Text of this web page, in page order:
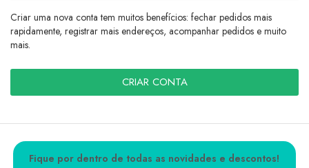
Criar uma nova conta tem muitos benefícios: fechar pedidos mais
rapidamente, registrar mais endereços, acompanhar pedidos e muito
mais.
CRIAR CONTA
Fique por dentro de todas as novidades e descontos!